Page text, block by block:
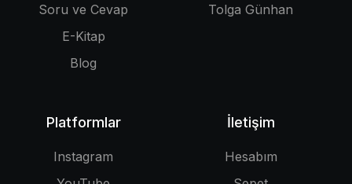
Soru ve Cevap
E-Kitap
Blog
Tolga Günhan
Platformlar
Instagram
İletişim
Hesabım